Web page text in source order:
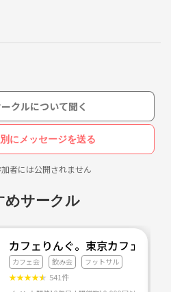
溜まった心と体をリフレッシュ！定
曜日‼︎に固定して、なるべく月に3回程
す(^^)
ンバーを随時募集しています！
う方でも楽しめて、また参加したいと
います。
る雰囲気作りを重視しています。経験
トサル出来るようなサークルにしたい
者の方は、周りを見てパス回しを楽し
大歓迎です。お気軽にお問い合わせく
参加など、どんな方でもお待ちしてお
クルについて聞く
にメッセージを送る
者には公開されません
めサークル
カフェりんぐ。東京カフェ会・
カフェ会 飲み会 フットサル
★★★★★ 541件